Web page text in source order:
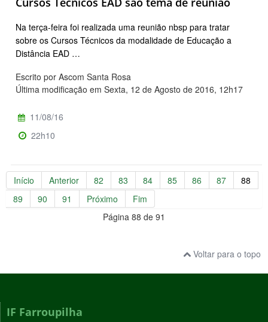
Na terça-feira foi realizada uma reunião nbsp para tratar
sobre os Cursos Técnicos da modalidade de Educação a
Distância EAD …
Escrito por Ascom Santa Rosa
Última modificação em Sexta, 12 de Agosto de 2016, 12h17
11/08/16
22h10
Início Anterior 82 83 84 85 86 87
88
89
90 91 Próximo
Fim
Página 88 de 91
Voltar para o topo
IF Farroupilha